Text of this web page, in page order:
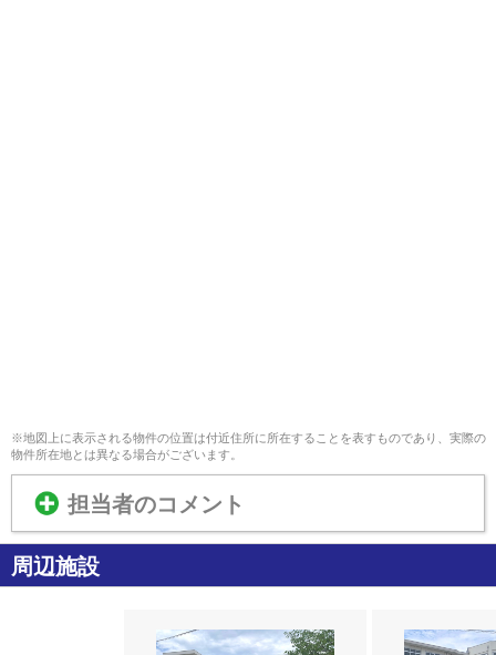
※地図上に表示される物件の位置は付近住所に所在することを表すものであり、実際の
物件所在地とは異なる場合がございます。
担当者のコメント
周辺施設